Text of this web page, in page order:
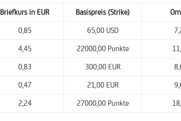
Briefkurs in EUR Basispreis (Strike)
0,85 65,00 USD
4,45 22000,00 Punkte
0,83 300,00 EUR
0,47 21,00 EUR
2,24 27000,00 Punkte